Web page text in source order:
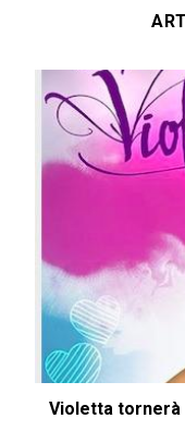
Violetta tornerà